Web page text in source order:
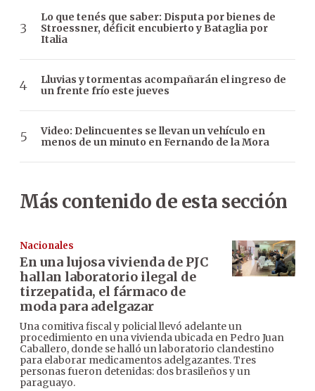
Lo que tenés que saber: Disputa por bienes de
Stroessner, déficit encubierto y Bataglia por
Italia
Lluvias y tormentas acompañarán el ingreso de
un frente frío este jueves
Video: Delincuentes se llevan un vehículo en
menos de un minuto en Fernando de la Mora
Más contenido de esta sección
Nacionales
En una lujosa vivienda de PJC
hallan laboratorio ilegal de
tirzepatida, el fármaco de
moda para adelgazar
Una comitiva fiscal y policial llevó adelante un
procedimiento en una vivienda ubicada en Pedro Juan
Caballero, donde se halló un laboratorio clandestino
para elaborar medicamentos adelgazantes. Tres
personas fueron detenidas: dos brasileños y un
paraguayo.